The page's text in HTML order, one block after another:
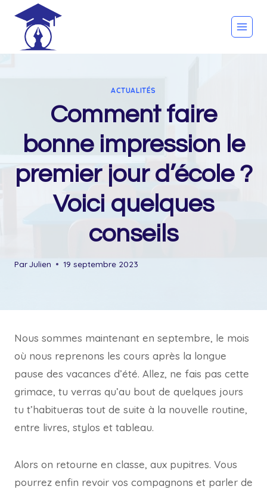
content
ACTUALITÉS
Comment faire
bonne impression le
premier jour d’école ?
Voici quelques
conseils
ParJulien 19 septembre 2023
Nous sommes maintenant en septembre, le mois
où nous reprenons les cours après la longue
pause des vacances d’été. Allez, ne fais pas cette
grimace, tu verras qu’au bout de quelques jours
tu t’habitueras tout de suite à la nouvelle routine,
entre livres, stylos et tableau.
Alors on retourne en classe, aux pupitres. Vous
pourrez enfin revoir vos compagnons et parler de